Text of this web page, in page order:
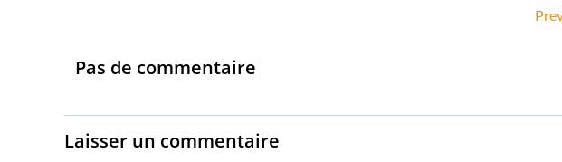
Pas de commentaire
Laisser un commentaire